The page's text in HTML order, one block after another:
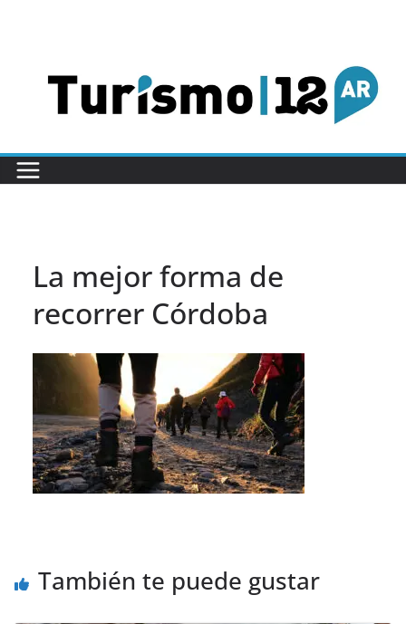
La mejor forma de
recorrer Córdoba
También te puede gustar